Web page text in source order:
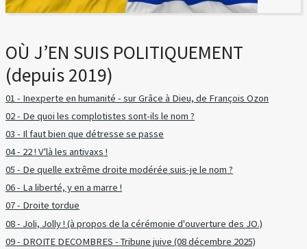
OÙ J’EN SUIS POLITIQUEMENT
(depuis 2019)
01 - Inexperte en humanité - sur Grâce à Dieu, de François Ozon
02 - De quoi les complotistes sont-ils le nom ?
03 - Il faut bien que détresse se passe
04 - 22 ! V'là les antivaxs !
05 - De quelle extrême droite modérée suis-je le nom ?
06 - La liberté, y en a marre !
07 - Droite tordue
08 - Joli, Jolly ! (à propos de la cérémonie d'ouverture des JO.)
09 - DROITE DECOMBRES - Tribune juive (08 décembre 2025)